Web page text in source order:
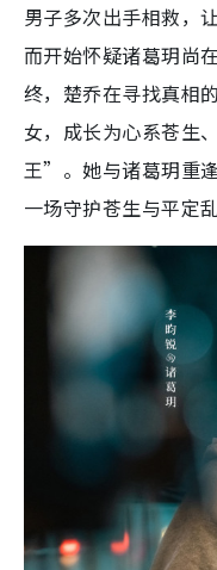
男子多次出手相救，
而开始怀疑诸葛玥尚
终，楚乔在寻找真相
女，成长为心系苍生
王”。她与诸葛玥重
一场守护苍生与平定